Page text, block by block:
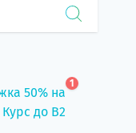
50% на
Курс до B2
1